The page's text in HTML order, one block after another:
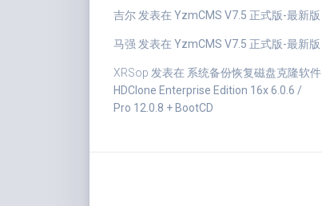
吉尔 发表在 YzmCMS V7.5 正式版-最新版
马强 发表在 YzmCMS V7.5 正式版-最新版
XRSop 发表在 系统备份恢复磁盘克隆软件
HDClone Enterprise Edition 16x 6.0.6 /
Pro 12.0.8 + BootCD